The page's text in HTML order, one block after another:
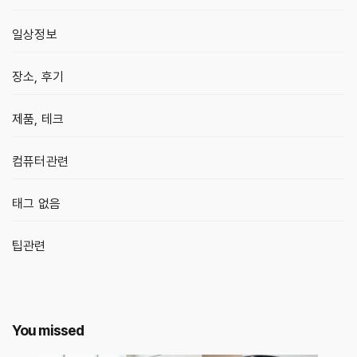
일상정보
장소, 후기
제품, 테크
컴퓨터관련
태그 없음
팁관련
You missed